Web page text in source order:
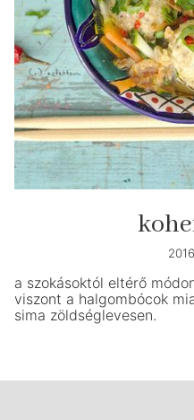
a szokásoktól eltérő
viszont a halgombócok
sima zöldséglevesen.